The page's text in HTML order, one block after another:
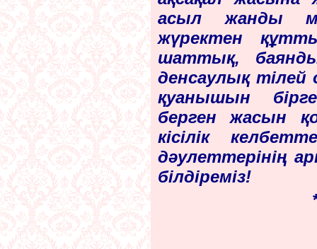
асыл жанды
жүректен
шаттық,
денсаулық
қуанышын
берген жасын
кісілік
дәулеттерінің
білдіреміз!